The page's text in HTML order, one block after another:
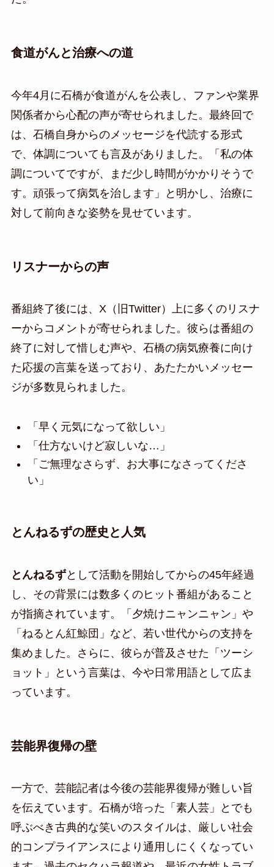
食道がんと治療への道
今年4月に石橋が食道がんを公表し、ファンや業界
関係者から心配の声が寄せられました。最終回で
は、石橋自身からのメッセージを代読する形式
で、体調についても言及がありました。「私の体
調についてですが、まだ少し時間がかかりそうで
す。頑張って病気を治します」と明かし、治療に
対して前向きな姿勢を見せています。
リスナーからの声
番組終了後には、X（旧Twitter）上に多くのリスナ
ーからコメントが寄せられました。彼らは番組の
終了に対して惜しむ声や、石橋の病気療養に向け
た応援の言葉を送っており、あたたかいメッセー
ジが多数見られました。
「早く元気になって欲しい」
「仕方ないけど寂しいな…」
「ご無理なさらず、お大事になさってくださ
い」
とんねるずの歴史と人気
とんねるずとして活動を開始してからの45年経過
し、その背景には数多くのヒット番組があること
が指摘されています。「夕焼けニャンニャン」や
「ねるとん紅鯨団」など、若い世代からの支持を
集めました。さらに、彼らが普及させた「ツーシ
ョット」という言葉は、今や日常用語として広ま
っています。
芸能界復帰の壁
一方で、芸能記者は今後の芸能界復帰が難しい旨
を伝えています。石橋が培った「素人芸」とでも
呼ぶべき古典的な笑いのスタイルは、厳しい社会
的コンプライアンスにより通用しにくくなってい